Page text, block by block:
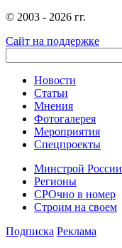
© 2003 - 2026 гг.
Сайт на поддержке
Новости
Статьи
Мнения
Фотогалерея
Мероприятия
Спецпроекты
Минстрой России
Регионы
СРОчно в номер
Строим на своем
Подписка Реклама